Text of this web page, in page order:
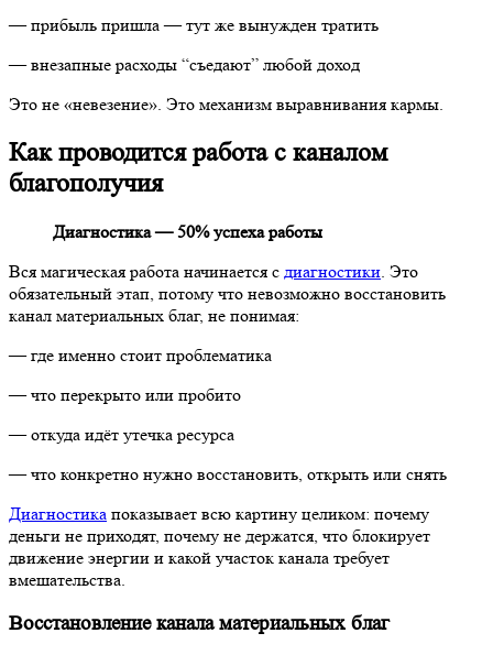
— прибыль пришла — тут же вынужден тратить
— внезапные расходы “съедают” любой доход
Это не «невезение». Это механизм выравнивания кармы.
Как проводится работа с каналом
благополучия
Диагностика — 50% успеха работы
Вся магическая работа начинается с диагностики. Это
обязательный этап, потому что невозможно восстановить
канал материальных благ, не понимая:
— где именно стоит проблематика
— что перекрыто или пробито
— откуда идёт утечка ресурса
— что конкретно нужно восстановить, открыть или снять
Диагностика показывает всю картину целиком: почему
деньги не приходят, почему не держатся, что блокирует
движение энергии и какой участок канала требует
вмешательства.
Восстановление канала материальных благ